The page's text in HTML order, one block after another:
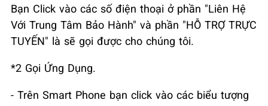
Bạn Click vào các số điện thoại ở phần "Liên Hệ
Với Trung Tâm Bảo Hành" và phần "HỖ TRỢ TRỰC
TUYẾN" là sẽ gọi được cho chúng tôi.
*2 Gọi Ứng Dụng.
- Trên Smart Phone bạn click vào các biểu tượng